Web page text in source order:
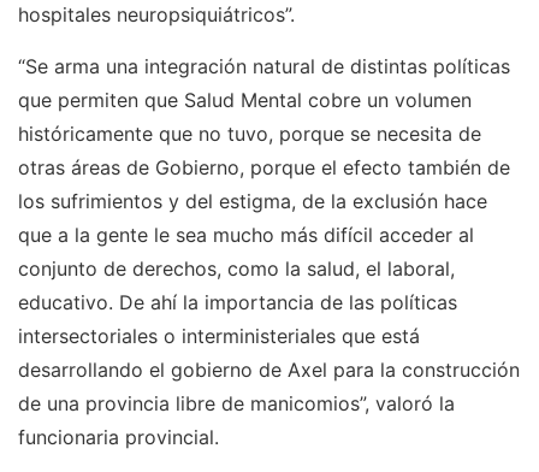
hospitales neuropsiquiátricos”.
“Se arma una integración natural de distintas políticas
que permiten que Salud Mental cobre un volumen
históricamente que no tuvo, porque se necesita de
otras áreas de Gobierno, porque el efecto también de
los sufrimientos y del estigma, de la exclusión hace
que a la gente le sea mucho más difícil acceder al
conjunto de derechos, como la salud, el laboral,
educativo. De ahí la importancia de las políticas
intersectoriales o interministeriales que está
desarrollando el gobierno de Axel para la construcción
de una provincia libre de manicomios”, valoró la
funcionaria provincial.